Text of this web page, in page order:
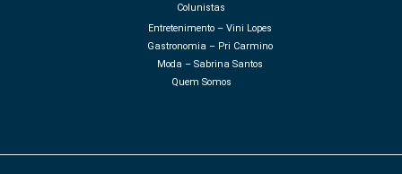
Colunistas
Entretenimento – Vini Lopes
Gastronomia – Pri Carmino
Moda – Sabrina Santos
Quem Somos